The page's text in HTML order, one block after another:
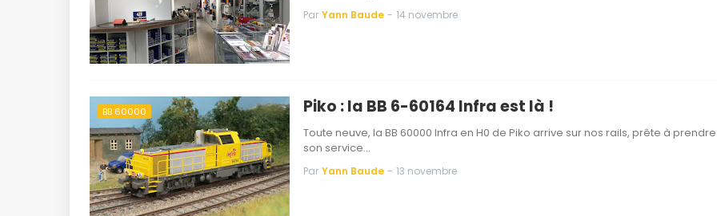
Par Yann Baude - 14 novembre
BB 60000 Piko : la BB 6-60164 Infra est là !
Toute neuve, la BB 60000 Infra en H0 de Piko arrive sur nos rails, prête à prendre
son service…
Par Yann Baude - 13 novembre